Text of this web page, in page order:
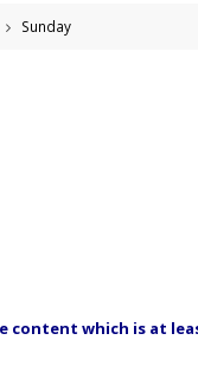
Sunday
content which is at